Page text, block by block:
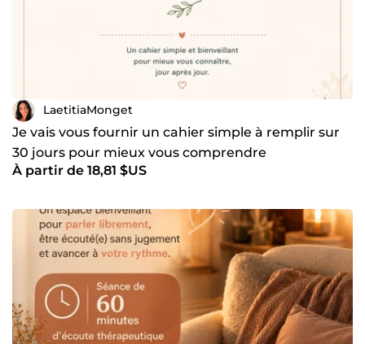
LaetitiaMonget
Je vais vous fournir un cahier simple à remplir sur
30 jours pour mieux vous comprendre
À partir de 18,81 $US